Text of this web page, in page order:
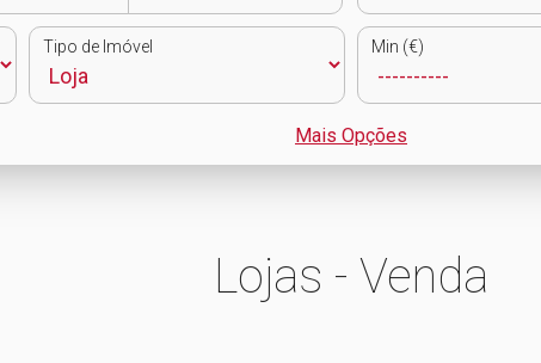
Tipo de Imóvel Min (€)
Mais Opções
Lojas - Venda